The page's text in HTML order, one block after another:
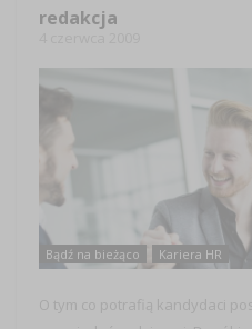
redakcja
Bądź na bieżąco Kariera HR
O tym co potrafią kandydaci